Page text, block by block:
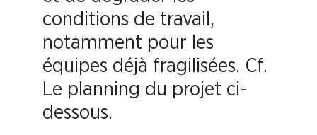
conditions de travail,
notamment pour les
équipes déjà fragilisées. Cf.
Le planning du projet ci-
dessous.